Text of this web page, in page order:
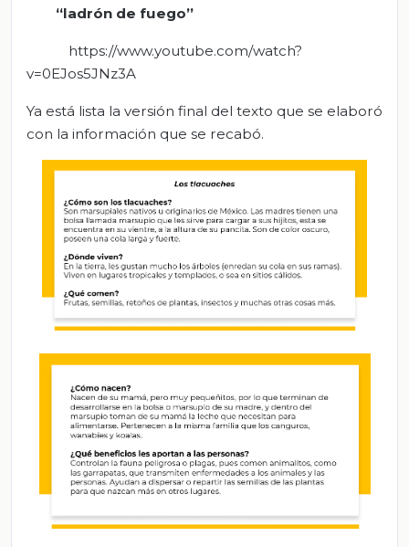
“ladrón de fuego”
https://www.youtube.com/watch?
v=0EJos5JNz3A
Ya está lista la versión final del texto que se elaboró
con la información que se recabó.